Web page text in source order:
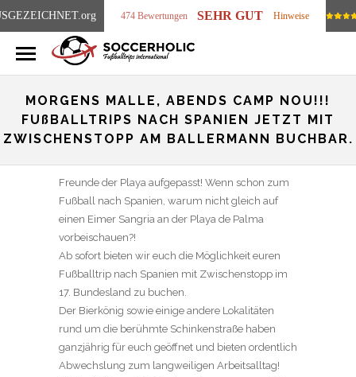
.org 474 Bewertungen SEHR GUT Hinweise
MORGENS MALLE, ABENDS CAMP NOU!!!
FUßBALLTRIPS NACH SPANIEN JETZT MIT
ZWISCHENSTOPP AM BALLERMANN BUCHBAR.
Freunde der Playa aufgepasst! Wenn schon zum
Fußball nach Spanien, warum nicht gleich auf
einen Eimer Sangria an der Playa de Palma
vorbeischauen?!
Ab sofort bieten wir euch die Möglichkeit euren
Fußballtrip nach Spanien mit Zwischenstopp im
17. Bundesland zu buchen.
Der Bierkönig sowie einige andere Lokalitäten
rund um die berühmte Schinkenstraße haben
ganzjährig für euch geöffnet und bieten ordentlich
Abwechslung zum langweiligen Arbeitsalltag!